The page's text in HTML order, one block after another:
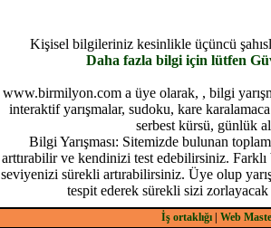
Kişisel bilgileriniz kesinlikle üçüncü
Daha fazla bilgi için lütfen
www.birmilyon.com a üye olarak, , bilgi
interaktif yarışmalar, sudoku, kare
serbest kürsü, günlük
Bilgi Yarışması: Sitemizde bulunan
arttırabilir ve kendinizi test edebilirsiniz.
seviyenizi sürekli artırabilirsiniz. Üye olup
tespit ederek sürekli sizi
İş ortaklığı| Web